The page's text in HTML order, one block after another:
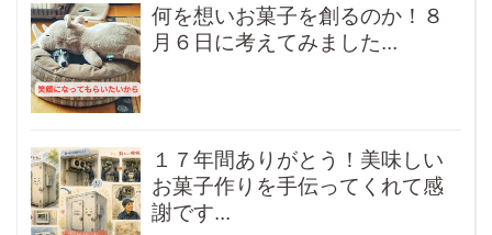
何を想いお菓子を創るのか！８
月６日に考えてみました...
１７年間ありがとう！美味しい
お菓子作りを手伝ってくれて感
謝です...